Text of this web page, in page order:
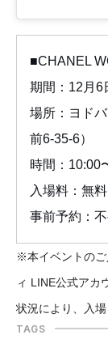
■CHANEL
期間：12月6
場所：ヨド
前6-35-6）
時間：10:00
入場料：無料
事前予約：
※本イベントのご
ィ LINE公式アカ
状況により、入
TAGS